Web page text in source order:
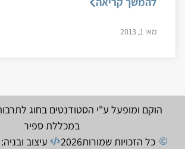
מאי 1, 2013
הוקם ומופעל ע"י הסטודנטים בחוג
במכללת ספיר
כל הזכויות שמורות2026 עיצוב ובניה: secretchord.io